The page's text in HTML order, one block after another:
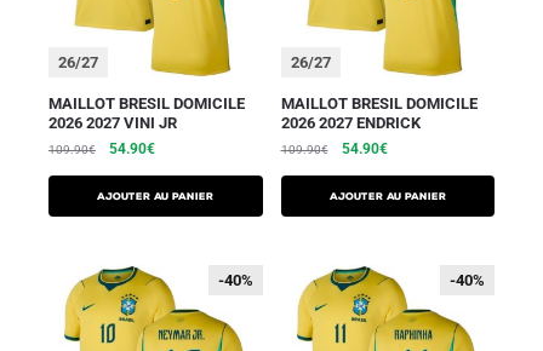
26/27
MAILLOT BRESIL DOMICILE
2026 2027 VINI JR
109.90€ 54.90€
AJOUTER AU PANIER
26/27
MAILLOT BRESIL DOMICILE
2026 2027 ENDRICK
109.90€ 54.90€
AJOUTER AU PANIER
-40%
-40% -40%
-40%